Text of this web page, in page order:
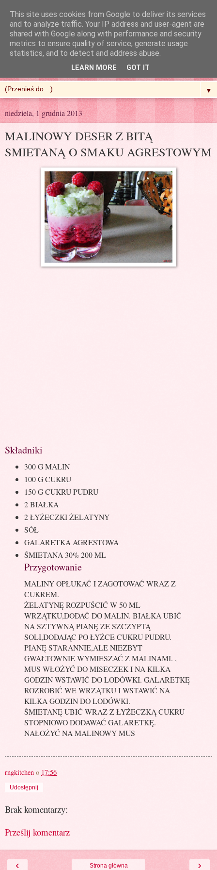
R'n'G Kitchen
▼
niedziela, 1 grudnia 2013
MALINOWY DESER Z BITĄ
SMIETANĄ O SMAKU AGRESTOWYM
Składniki
300 G MALIN
100 G CUKRU
150 G CUKRU PUDRU
2 BIAŁKA
2 ŁYŻECZKI ŻELATYNY
SÓŁ
GALARETKA AGRESTOWA
ŚMIETANA 30% 200 ML
Przygotowanie
MALINY OPŁUKAĆ I ZAGOTOWAĆ WRAZ Z
CUKREM.
ŻELATYNĘ ROZPUŚCIĆ W 50 ML
WRZĄTKU,DODAĆ DO MALIN. BIAŁKA UBIĆ
NA SZTYWNĄ PIANĘ ZE SZCZYPTĄ
SOLI,DODAJĄC PO ŁYŻCE CUKRU PUDRU.
PIANĘ STARANNIE,ALE NIEZBYT
GWAŁTOWNIE WYMIESZAĆ Z MALINAMI. ,
MUS WŁOŻYĆ DO MISECZEK I NA KILKA
GODZIN WSTAWIĆ DO LODÓWKI. GALARETKĘ
ROZROBIĆ WE WRZĄTKU I WSTAWIĆ NA
KILKA GODZIN DO LODÓWKI.
ŚMIETANĘ UBIĆ WRAZ Z ŁYŻECZKĄ CUKRU
STOPNIOWO DODAWAĆ GALARETKĘ.
NAŁOŻYĆ NA MALINOWY MUS
rngkitchen o 17:56
Udostępnij
Brak komentarzy:
Prześlij komentarz
‹ ›
Strona główna
This site uses cookies from Google to deliver its services
and to analyze traffic. Your IP address and user-agent are
shared with Google along with performance and security
metrics to ensure quality of service, generate usage
statistics, and to detect and address abuse.
LEARN MORE GOT IT